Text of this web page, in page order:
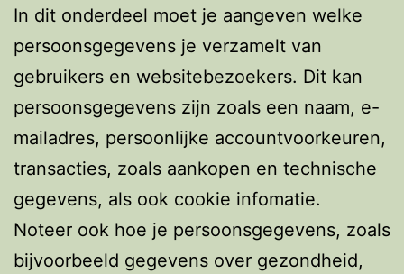
In dit onderdeel moet je aangeven welke
persoonsgegevens je verzamelt van
gebruikers en websitebezoekers. Dit kan
persoonsgegevens zijn zoals een naam, e-
mailadres, persoonlijke accountvoorkeuren,
transacties, zoals aankopen en technische
gegevens, als ook cookie infomatie.
Noteer ook hoe je persoonsgegevens, zoals
bijvoorbeeld gegevens over gezondheid,